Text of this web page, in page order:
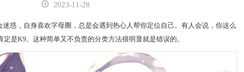
2023-11-28
惑，自身喜欢字母圈，总是会遇到热心人帮你定位自己。有人会说，你这么
是K9。这种简单又不负责的分类方法很明显就是错误的。